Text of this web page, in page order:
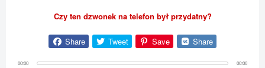
Czy ten dzwonek na telefon był przydatny?
Share Tweet Save Share
00:00 00:00